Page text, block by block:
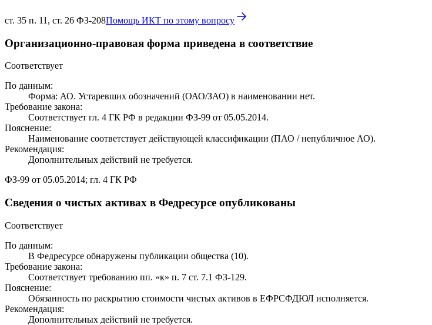
ст. 35 п. 11, ст. 26 ФЗ-208Помощь ИКТ по этому вопросу
Организационно-правовая форма приведена в соответствие
Соответствует
По данным:
Форма: АО. Устаревших обозначений (ОАО/ЗАО) в наименовании нет.
Требование закона:
Соответствует гл. 4 ГК РФ в редакции ФЗ-99 от 05.05.2014.
Пояснение:
Наименование соответствует действующей классификации (ПАО / непубличное АО).
Рекомендация:
Дополнительных действий не требуется.
ФЗ-99 от 05.05.2014; гл. 4 ГК РФ
Сведения о чистых активах в Федресурсе опубликованы
Соответствует
По данным:
В Федресурсе обнаружены публикации общества (10).
Требование закона:
Соответствует требованию пп. «к» п. 7 ст. 7.1 ФЗ-129.
Пояснение:
Обязанность по раскрытию стоимости чистых активов в ЕФРСФДЮЛ исполняется.
Рекомендация:
Дополнительных действий не требуется.